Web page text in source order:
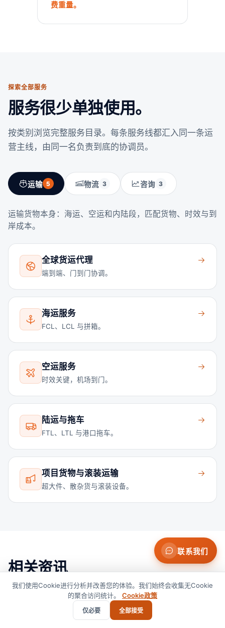
费重量。
探索全部服务
服务很少单独使用。
按类别浏览完整服务目录。每条服务线都汇入同一条运
营主线，由同一名负责到底的协调员。
运输 5 物流 3 咨询 3
运输货物本身：海运、空运和内陆段，匹配货物、时效与到
岸成本。
全球货运代理
端到端、门到门协调。
海运服务
FCL、LCL 与拼箱。
空运服务
时效关键，机场到门。
陆运与拖车
FTL、LTL 与港口拖车。
项目货物与滚装运输
超大件、散杂货与滚装设备。
相关资讯
指南由运营团队撰写——报价和运货的是同一批人。
联系我们
我们使用Cookie进行分析并改善您的体验。我们始终会收集无Cookie
的聚合访问统计。 Cookie政策
仅必要 全部接受